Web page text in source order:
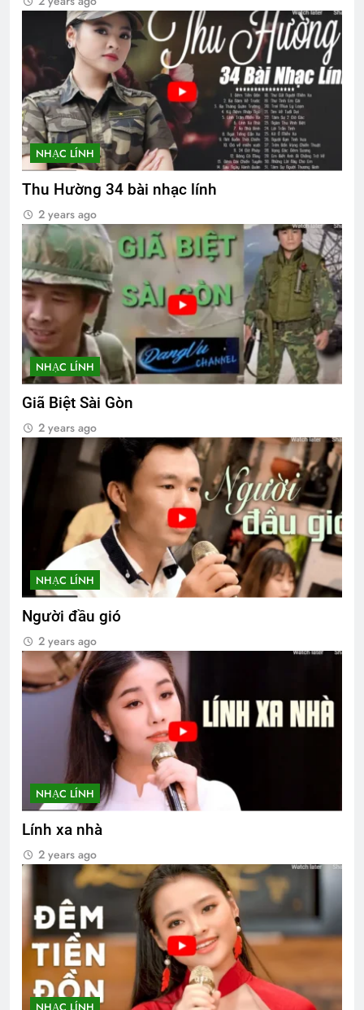
NHẠC LÍNH
Thu Hường 34 bài nhạc lính
2 years ago
NHẠC LÍNH
Giã Biệt Sài Gòn
2 years ago
NHẠC LÍNH
Người đầu gió
2 years ago
NHẠC LÍNH
Lính xa nhà
2 years ago